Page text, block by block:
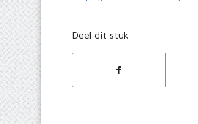
Deel dit stuk